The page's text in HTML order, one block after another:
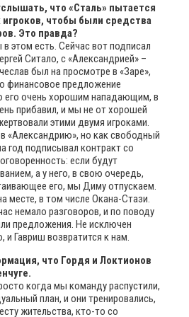
что «Сталь» пытается
игроков, чтобы были средства
Это правда?
этом есть. Сейчас вот подписал
Ситало, с «Александрией» –
был на просмотре в «Заре»,
финансовое предложение
его очень хорошим нападающим, в
прибавил, и мы не от хорошей
этими двумя игроками.
«Александрию», но как свободный
год подписывал контракт со
если будут
а у него, в свою очередь,
его, мы Диму отпускаем.
месте, в том числе Окана-Стази.
немало разговоров, и по поводу
предложения. Не исключен
и Гавриш возвратится к нам.
что Гордя и Локтионов
когда мы команду распустили,
план, и они тренировались,
жительства, кто-то со